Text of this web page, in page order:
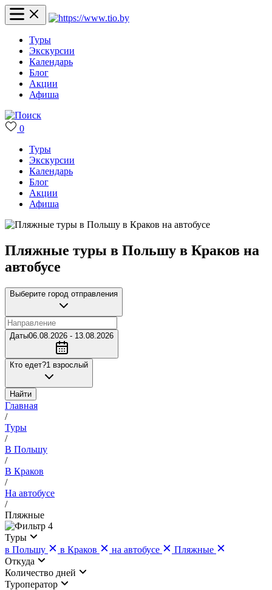
Туры
Экскурсии
Календарь
Блог
Акции
Афиша
0
Туры
Экскурсии
Календарь
Блог
Акции
Афиша
Пляжные туры в Польшу в Краков на
автобусе
Выберите город отправления
Даты06.08.2026 - 13.08.2026
Кто едет?1 взрослый
Найти
Главная
/
Туры
/
В Польшу
/
В Краков
/
На автобусе
/
Пляжные
4
Туры
в Польшу
в Краков на автобусе
Пляжные
Откуда
Количество дней
Туроператор